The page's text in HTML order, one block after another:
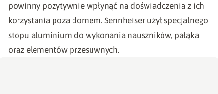
powinny pozytywnie wpłynąć na doświadczenia z ich
korzystania poza domem. Sennheiser użył specjalnego
stopu aluminium do wykonania nauszników, pałąka
oraz elementów przesuwnych.